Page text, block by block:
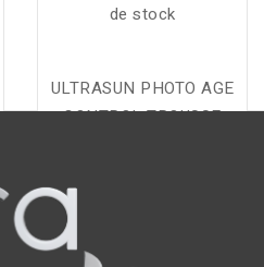
de stock
ULTRASUN PHOTO AGE
CONTROL TROUSSE